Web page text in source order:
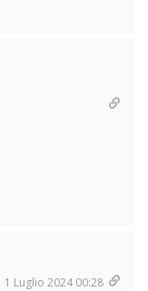
1 Luglio 2024 00:28